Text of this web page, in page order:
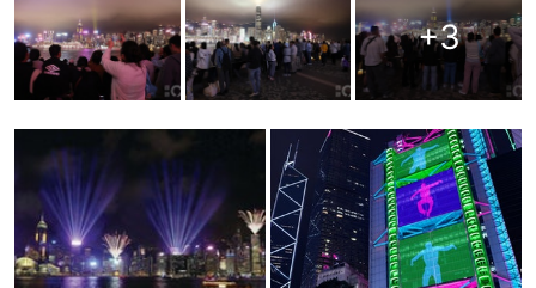
+3